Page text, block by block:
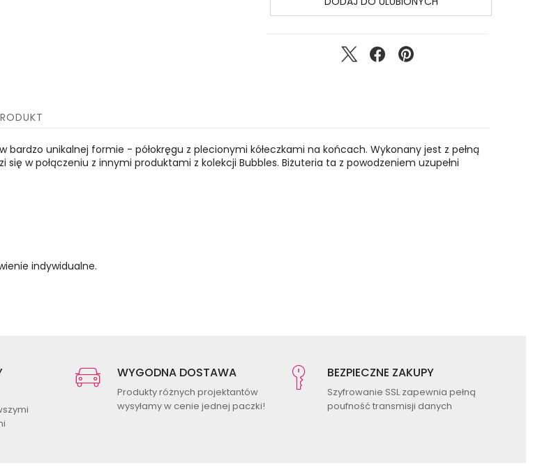
bardzo unikalnej formie - półokręgu z plecionymi kółeczkami na końcach. Wykonany jest z pełną
w połączeniu z innymi produktami z kolekcji Bubbles. Biżuteria ta z powodzeniem uzupełni
indywidualne.
WYGODNA DOSTAWA
Produkty różnych projektantów
wysyłamy w cenie jednej paczki!
BEZPIECZNE ZAKUPY
Szyfrowanie SSL zapewnia pełną
poufność transmisji danych